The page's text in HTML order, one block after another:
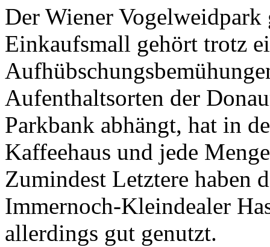
Der Wiener
Einkaufsmall gehört trotz
Aufenthaltsorten der
Parkbank abhängt, hat in
Kaffeehaus und jede
Zumindest Letztere haben
Immernoch-Kleindealer
allerdings gut genutzt.